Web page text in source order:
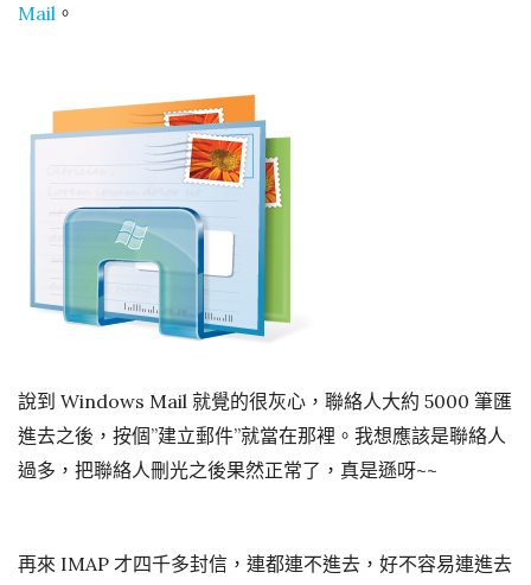
Mail 。
說到 Windows Mail 就覺的很灰心，聯絡人大約 5000 筆匯
進去之後，按個”建立郵件”就當在那裡。我想應該是聯絡人
過多，把聯絡人刪光之後果然正常了，真是遜呀~~
再來 IMAP 才四千多封信，連都連不進去，好不容易連進去